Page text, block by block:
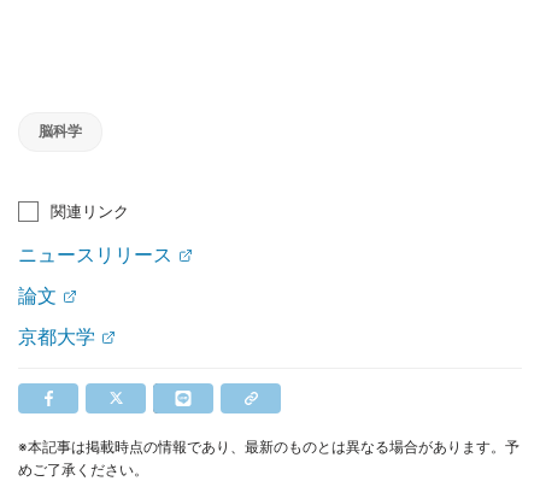
脳科学
関連リンク
ニュースリリース
論文
京都大学
※本記事は掲載時点の情報であり、最新のものとは異なる場合があります。予
めご了承ください。